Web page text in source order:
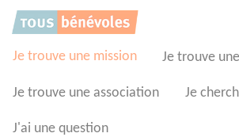
Je trouve une mission Je trouve
Je trouve une association Je
J'ai une question
Panneau de gestion des cookies